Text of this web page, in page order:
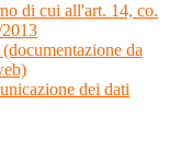
di cui all'art. 14, co.
da
dei dati